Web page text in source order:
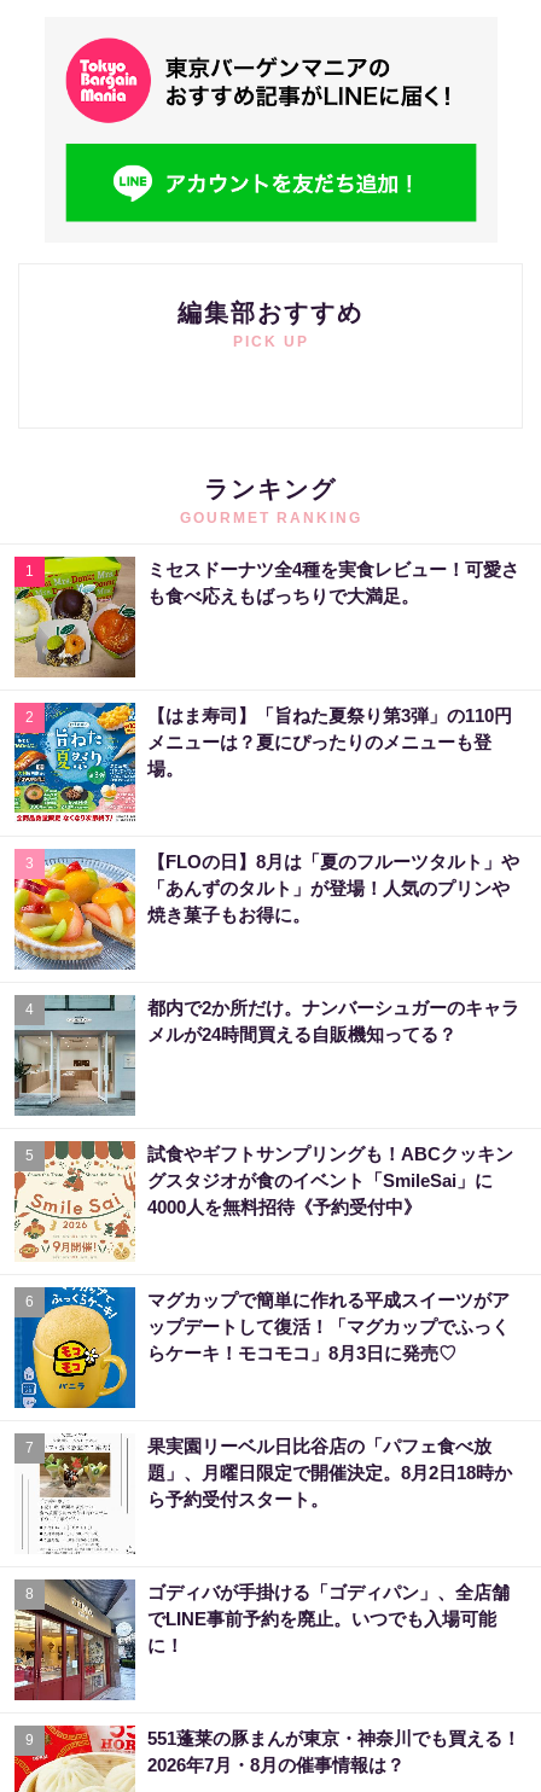
編集部おすすめ
PICK UP
ランキング
GOURMET RANKING
1
ミセスドーナツ全4種を実食レビュー！可愛さ
も食べ応えもばっちりで大満足。
2
【はま寿司】「旨ねた夏祭り第3弾」の110円
メニューは？夏にぴったりのメニューも登
場。
3
【FLOの日】8月は「夏のフルーツタルト」や
「あんずのタルト」が登場！人気のプリンや
焼き菓子もお得に。
4
都内で2か所だけ。ナンバーシュガーのキャラ
メルが24時間買える自販機知ってる？
5
試食やギフトサンプリングも！ABCクッキン
グスタジオが食のイベント「SmileSai」に
4000人を無料招待《予約受付中》
6
マグカップで簡単に作れる平成スイーツがア
ップデートして復活！「マグカップでふっく
らケーキ！モコモコ」8月3日に発売♡
7
果実園リーベル日比谷店の「パフェ食べ放
題」、月曜日限定で開催決定。8月2日18時か
ら予約受付スタート。
8
ゴディバが手掛ける「ゴディパン」、全店舗
でLINE事前予約を廃止。いつでも入場可能
に！
9
551蓬莱の豚まんが東京・神奈川でも買える！
2026年7月・8月の催事情報は？